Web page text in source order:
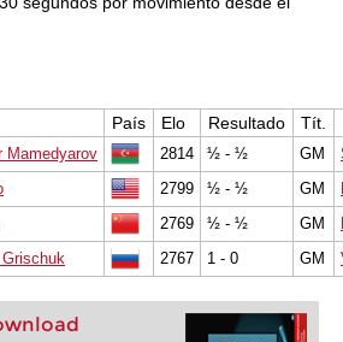
País Elo Resultado Tít.
Mamedyarov 2814 ½ - ½ GM
2799 ½ - ½ GM
2769 ½ - ½ GM
2767 1 - 0 GM